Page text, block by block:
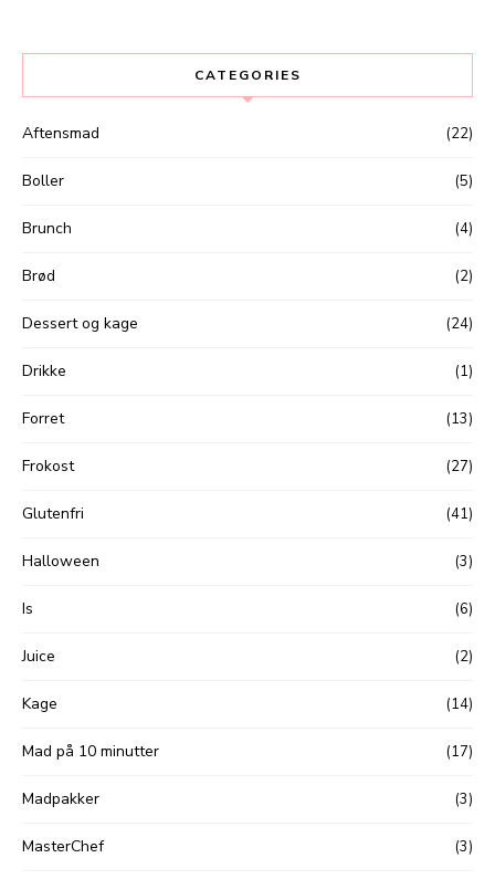
CATEGORIES
Aftensmad (22)
Boller (5)
Brunch (4)
Brød (2)
Dessert og kage (24)
Drikke (1)
Forret (13)
Frokost (27)
Glutenfri (41)
Halloween (3)
Is (6)
Juice (2)
Kage (14)
Mad på 10 minutter (17)
Madpakker (3)
MasterChef (3)